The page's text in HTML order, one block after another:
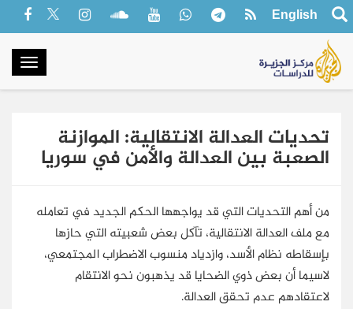
English
تحديات العدالة الانتقالية: الموازنة
الصعبة بين العدالة والأمن في سوريا
من أهم التحديات التي قد يواجهها الحكم الجديد في تعامله
مع ملف العدالة الانتقالية، تآكل بعض شعبيته التي حازها
بإسقاطه نظام الأسد، وازدياد منسوب الاضطراب المجتمعي،
لاسيما أن بعض ذوي الضحايا قد يذهبون نحو الانتقام
لاعتقادهم عدم تحقق العدالة.